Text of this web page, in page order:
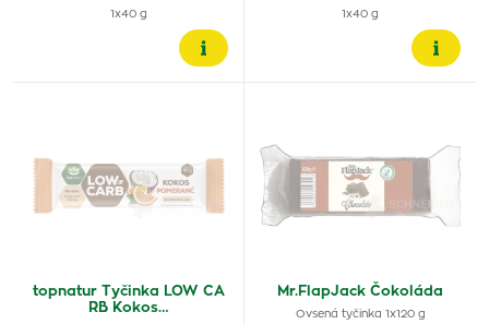
1x40 g 1x40 g
topnatur Tyčinka LOW CA
RB Kokos…
Mr.FlapJack Čokoláda
Ovsená tyčinka 1x120 g